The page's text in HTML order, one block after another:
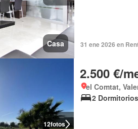
Casa 31 ene 2026 en
12fotos
2.500 €/
el Comtat,
2 Dormitorios